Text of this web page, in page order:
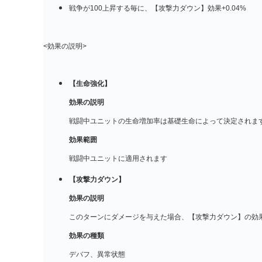
戦争が100上昇する毎に、【攻撃力ダウン】効果+0.04%
<効果の説明>
【生命強化】
効果の説明
戦闘中ユニットの生命増加率は基礎生命によって決定されま
効果範囲
戦闘中ユニットに適用されます
【攻撃力ダウン】
効果の説明
このターンにダメージを与えた場合、【攻撃力ダウン】の効
効果の種類
デバフ、異常状態